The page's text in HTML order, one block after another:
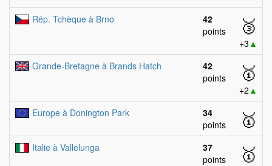
Rép. Tchèque à Brno
42
points
🥉
+3 ▲
Grande-Bretagne à Brands Hatch
42
points
🥇
+2 ▲
Europe à Donington Park
34
points
🥇
Italie à Vallelunga
37
points
🥇